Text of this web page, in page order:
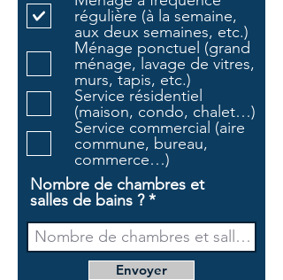
g
a
t
o
i
r
e
régulière (à la semaine,
aux deux semaines, etc.)
Ménage ponctuel (grand
ménage, lavage de vitres,
murs, tapis, etc.)
Service résidentiel
(maison, condo, chalet…)
Service commercial (aire
commune, bureau,
commerce…)
Nombre de chambres et
salles de bains ?
Envoyer